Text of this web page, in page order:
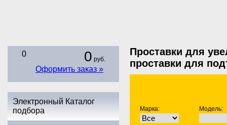
0 0 руб.
Оформить заказ »
Электронный Каталог
подбора
Проставки для
проставки для
Марка: Модель: